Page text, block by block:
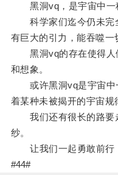
黑洞vq，是宇宙中一
科学家们迄今仍未完
有巨大的引力，能吞噬一
黑洞vq的存在使得人
和想象。
或许黑洞vq是宇宙中
着某种未被揭开的宇宙规
我们还有很长的路要
纱。
让我们一起勇敢前行
#44#